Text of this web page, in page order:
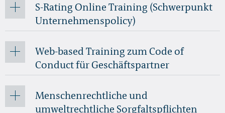
S-Rating Online Training (Schwerpunkt
Unternehmenspolicy)
Web-based Training zum Code of
Conduct für Geschäftspartner
Menschenrechtliche und
umweltrechtliche Sorgfaltspflichten